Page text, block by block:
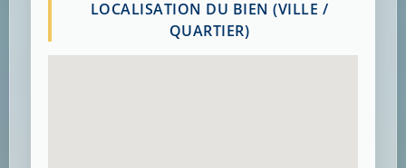
LOCALISATION DU BIEN (VILLE /
QUARTIER)